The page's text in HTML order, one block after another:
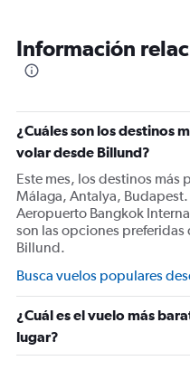
Información
¿Cuáles son los destinos
volar desde Billund?
Este mes, los destinos
Málaga, Antalya,
Aeropuerto Bangkok
son las opciones preferidas
Billund.
Busca vuelos populares
¿Cuál es el vuelo más
lugar?